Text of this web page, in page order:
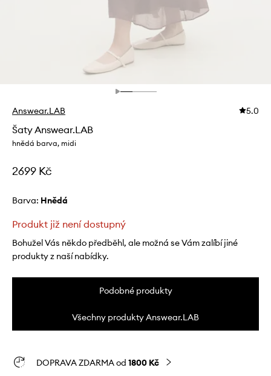
Answear.LAB 5.0
Šaty Answear.LAB
hnědá barva, midi
2699 Kč
Barva: hnědá
Produkt již není dostupný
Bohužel Vás někdo předběhl, ale možná se Vám zalíbí jiné
produkty z naší nabídky.
Podobné produkty
Všechny produkty Answear.LAB
DOPRAVA ZDARMA od 1800 Kč